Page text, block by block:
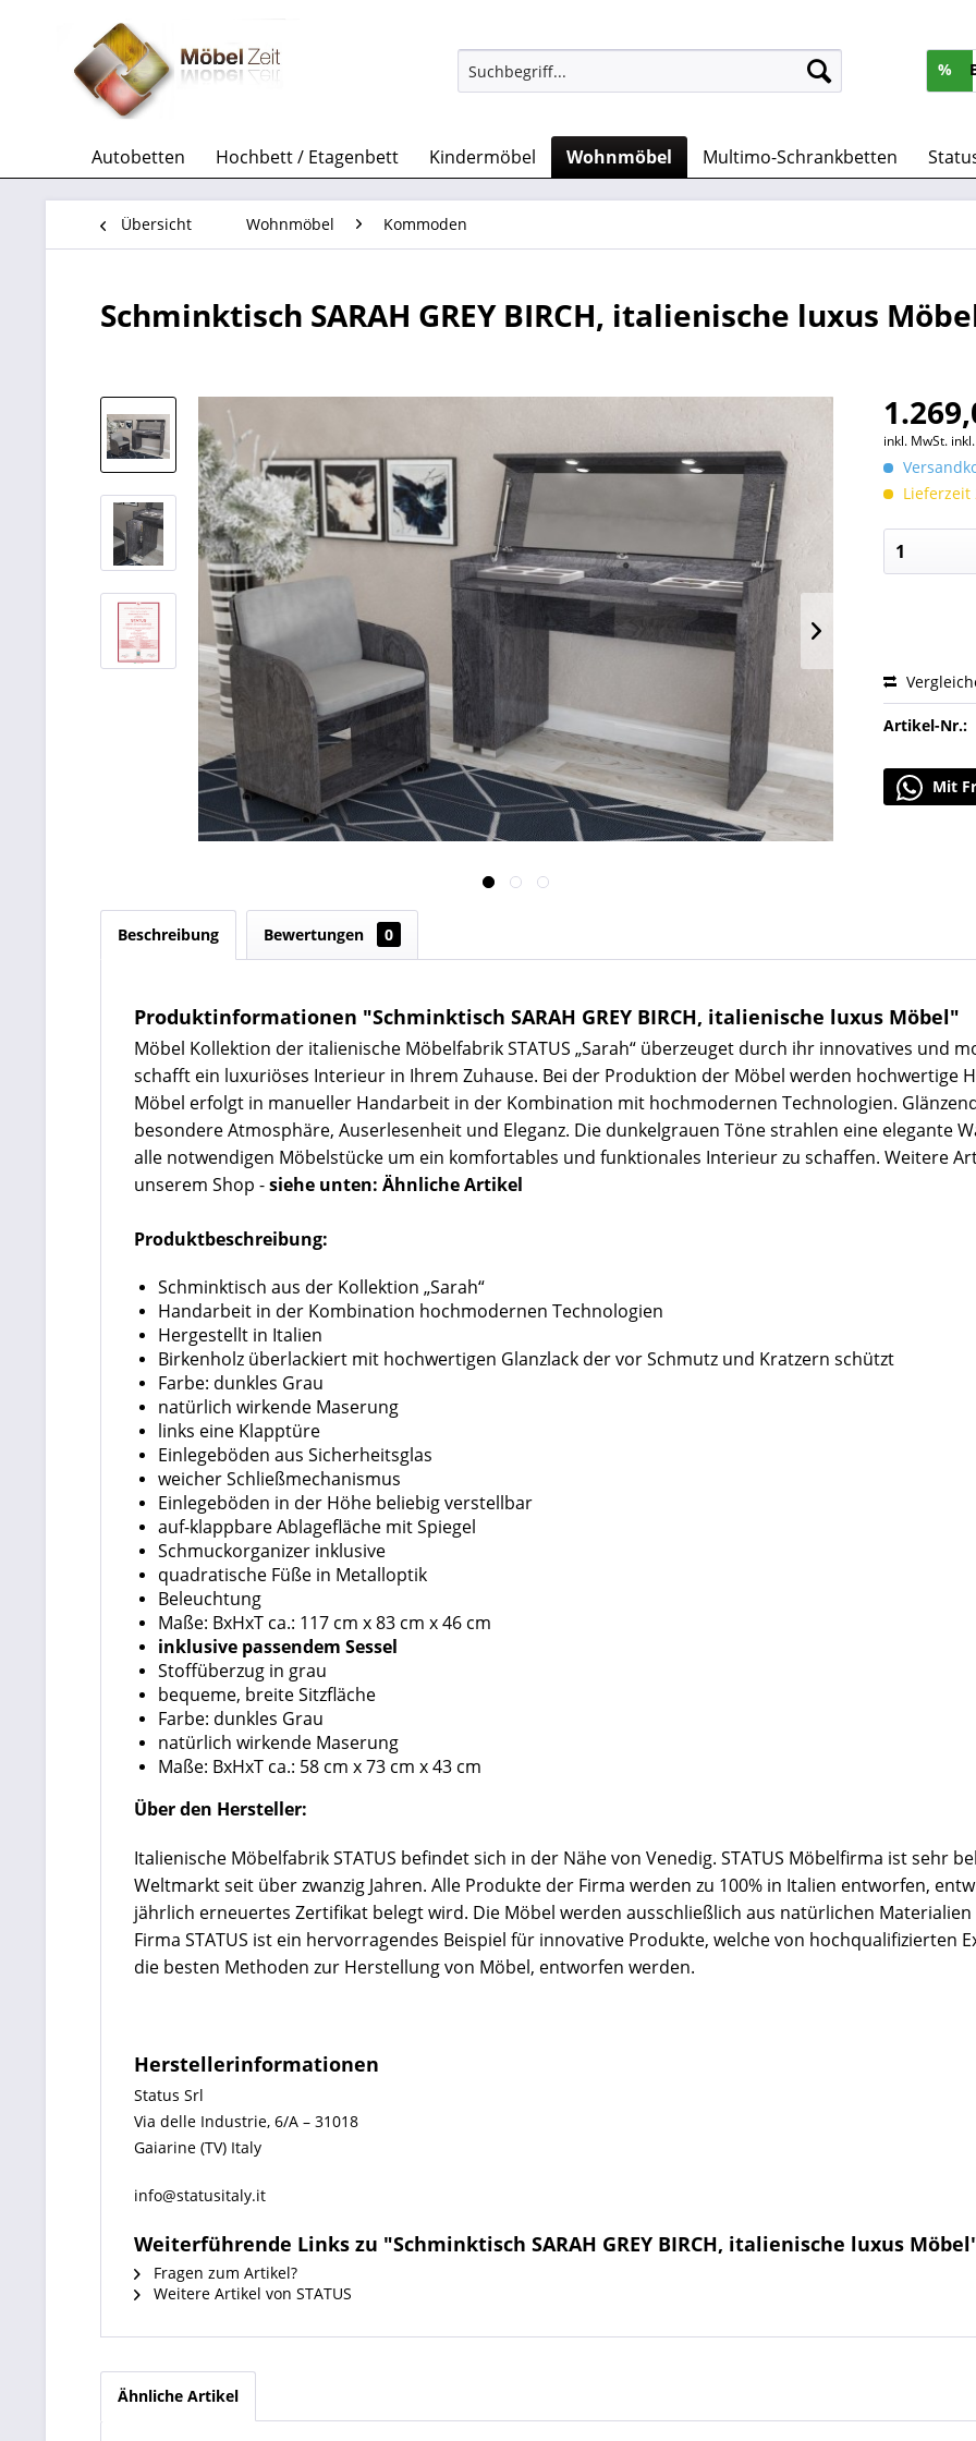
%
Autobetten Hochbett / Etagenbett Kindermöbel Wohnmöbel Multimo-Schrankbetten
Übersicht Wohnmöbel Kommoden
Schminktisch SARAH GREY BIRCH, italienische luxus
inkl. MwSt.
Lieferzeit
Artikel-Nr.:
Mit
Beschreibung Bewertungen 0
Produktinformationen "Schminktisch SARAH GREY BIRCH, italienische luxus Möbel"
Möbel Kollektion der italienische Möbelfabrik STATUS „Sarah“ überzeuget durch ihr innovatives und
schafft ein luxuriöses Interieur in Ihrem Zuhause. Bei der Produktion der Möbel werden hochwertige
Möbel erfolgt in manueller Handarbeit in der Kombination mit hochmodernen Technologien.
besondere Atmosphäre, Auserlesenheit und Eleganz. Die dunkelgrauen Töne strahlen eine elegante
alle notwendigen Möbelstücke um ein komfortables und funktionales Interieur zu schaffen. Weitere
unserem Shop -siehe unten: Ähnliche Artikel
Produktbeschreibung:
Schminktisch aus der Kollektion „Sarah“
Handarbeit in der Kombination hochmodernen Technologien
Hergestellt in Italien
Birkenholz überlackiert mit hochwertigen Glanzlack der vor Schmutz und Kratzern schützt
Farbe: dunkles Grau
natürlich wirkende Maserung
links eine Klapptüre
Einlegeböden aus Sicherheitsglas
weicher Schließmechanismus
Einlegeböden in der Höhe beliebig verstellbar
auf-klappbare Ablagefläche mit Spiegel
Schmuckorganizer inklusive
quadratische Füße in Metalloptik
Beleuchtung
Maße: BxHxT ca.: 117 cm x 83 cm x 46 cm
inklusive passendem Sessel
Stoffüberzug in grau
bequeme, breite Sitzfläche
Farbe: dunkles Grau
natürlich wirkende Maserung
Maße: BxHxT ca.: 58 cm x 73 cm x 43 cm
Über den Hersteller:
Italienische Möbelfabrik STATUS befindet sich in der Nähe von Venedig. STATUS Möbelfirma ist sehr
Weltmarkt seit über zwanzig Jahren. Alle Produkte der Firma werden zu 100% in Italien entworfen,
jährlich erneuertes Zertifikat belegt wird. Die Möbel werden ausschließlich aus natürlichen
Firma STATUS ist ein hervorragendes Beispiel für innovative Produkte, welche von hochqualifizierten
die besten Methoden zur Herstellung von Möbel, entworfen werden.
Herstellerinformationen
Status Srl
Via delle Industrie, 6/A – 31018
Gaiarine (TV) Italy
info@statusitaly.it
Weiterführende Links zu "Schminktisch SARAH GREY BIRCH, italienische luxus
Fragen zum Artikel?
Weitere Artikel von STATUS
Ähnliche Artikel